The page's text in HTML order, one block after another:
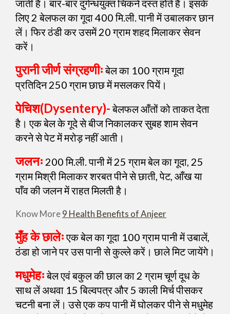
जाती है। बार-बार दुर्गन्धयुक्त चिकने दस्त होते हैं। इसके
लिए 2 बेलफल का गूदा 400 मि.ली. पानी में उबालकर छान
लें। फिर ठंडी कर उसमें 20 ग्राम शहद मिलाकर सेवन
करें।
पुरानी जीर्ण संग्रहणीःबेल का 100 ग्राम गूदा
प्रतिदिन 250 ग्राम छाछ में मसलकर पियें।
पेचिश(Dysentery)- बेलफल आँतों को ताकत देता
है। एक बेल के गूदे से बीज निकालकर सुबह शाम सेवन
करने से पेट में मरोड़ नहीं आती।
जलनः 200 मि.ली. पानी में 25 ग्राम बेल का गूदा, 25
ग्राम मिश्री मिलाकर शरबत पीने से छाती, पेट, आँख या
पाँव की जलन में राहत मिलती है।
Know More9 Health Benefits of Anjeer
मुँह के छालेःएक बेल का गूदा 100 ग्राम पानी में उबालें,
ठंडा हो जाने पर उस पानी से कुल्ले करें। छाले मिट जायेंगे।
मधुमेहःबेल एवं बकुल की छाल का 2 ग्राम चूर्ण दूध के
साथ लें अथवा 15 बिल्वपत्र और 5 काली मिर्च पीसकर
चटनी बना लें। उसे एक कप पानी में घोलकर पीने से मधुमेह